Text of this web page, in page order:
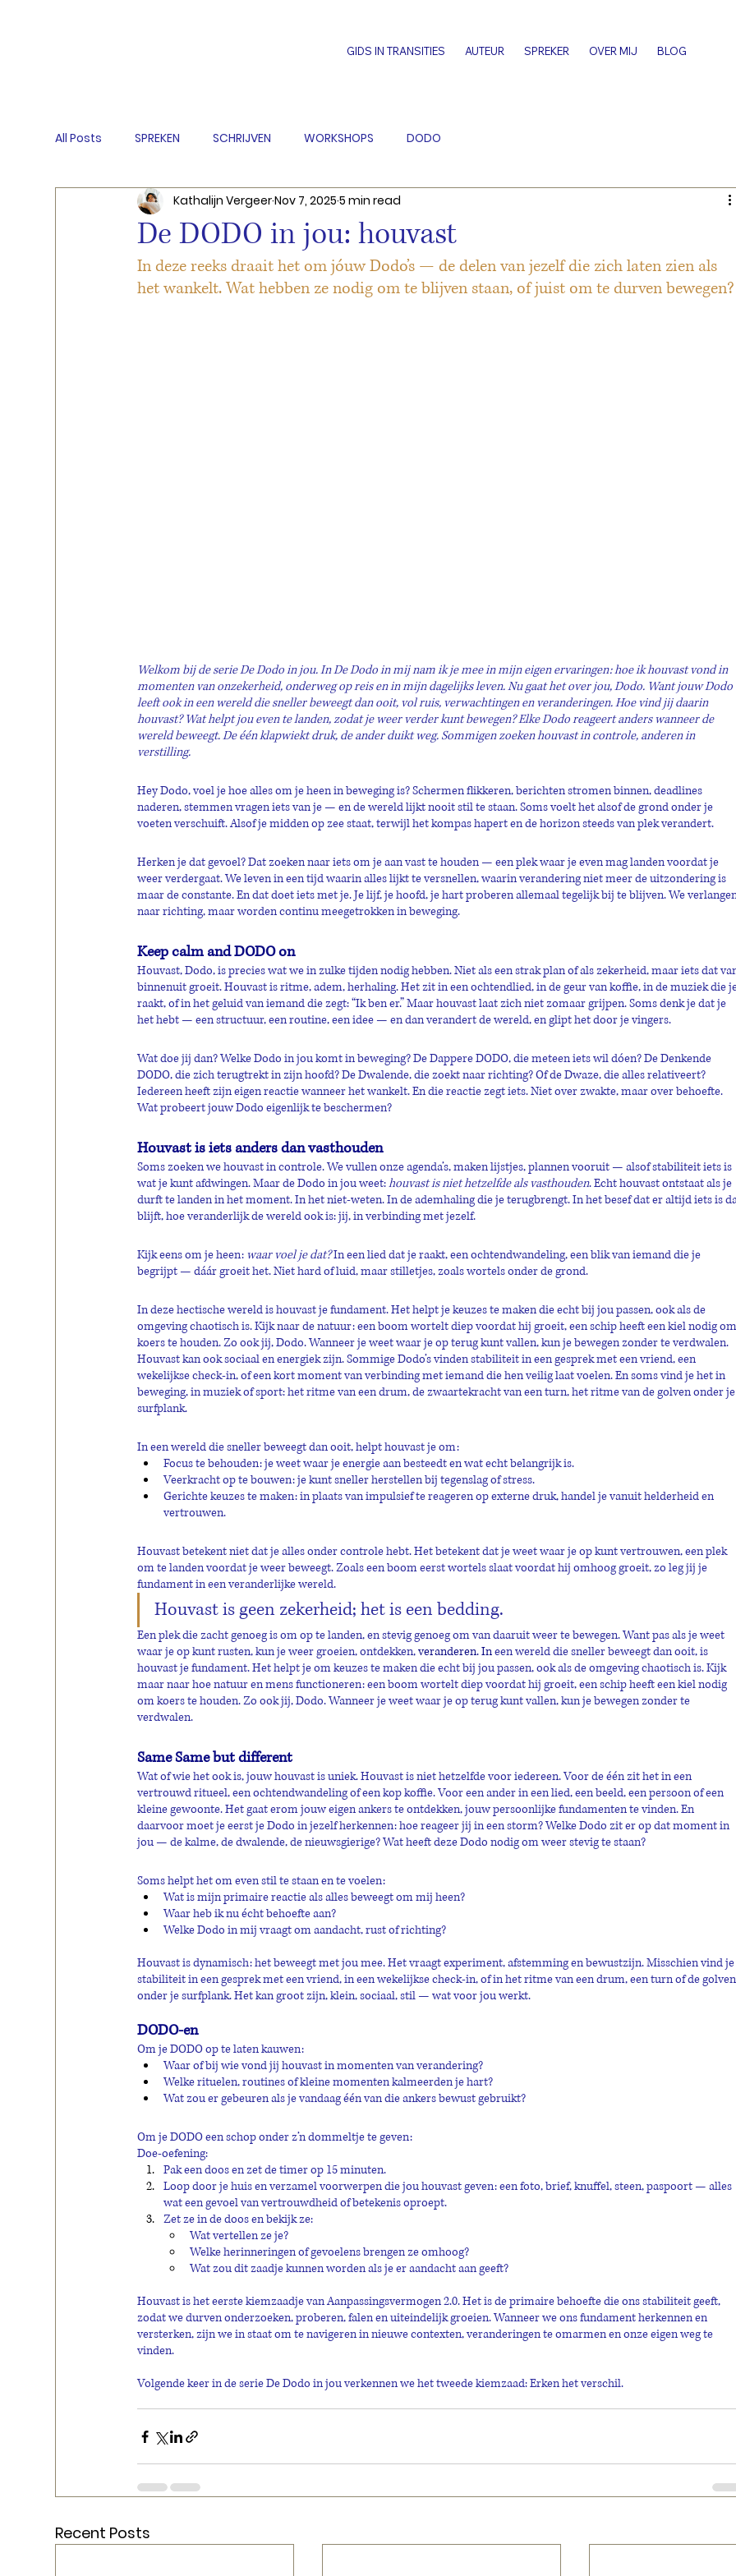
GIDS IN TRANSITIES AUTEUR SPREKER OVER MIJ BLOG
All Posts SPREKEN SCHRIJVEN WORKSHOPS DODO
De DODO in jou: houvast
Kathalijn VergeerNov 7, 20255 min read
In deze reeks draait het om jóuw Dodo’s — de delen van jezelf die zich laten zien als
het wankelt. Wat hebben ze nodig om te blijven staan, of juist om te durven bewegen?
Welkom bij de serie De Dodo in jou. In De Dodo in mij nam ik je mee in mijn eigen ervaringen: hoe ik houvast vond in
momenten van onzekerheid, onderweg op reis en in mijn dagelijks leven. Nu gaat het over jou, Dodo. Want jouw Dodo
leeft ook in een wereld die sneller beweegt dan ooit, vol ruis, verwachtingen en veranderingen. Hoe vind jij daarin
houvast? Wat helpt jou even te landen, zodat je weer verder kunt bewegen? Elke Dodo reageert anders wanneer de
wereld beweegt. De één klapwiekt druk, de ander duikt weg. Sommigen zoeken houvast in controle, anderen in
verstilling.
Hey Dodo, voel je hoe alles om je heen in beweging is? Schermen flikkeren, berichten stromen binnen, deadlines
naderen, stemmen vragen iets van je — en de wereld lijkt nooit stil te staan. Soms voelt het alsof de grond onder je
voeten verschuift. Alsof je midden op zee staat, terwijl het kompas hapert en de horizon steeds van plek verandert.
Herken je dat gevoel? Dat zoeken naar iets om je aan vast te houden — een plek waar je even mag landen voordat je
weer verdergaat. We leven in een tijd waarin alles lijkt te versnellen, waarin verandering niet meer de uitzondering is
maar de constante. En dat doet iets met je. Je lijf, je hoofd, je hart proberen allemaal tegelijk bij te blijven. We
naar richting, maar worden continu meegetrokken in beweging.
Keep calm and DODO on
Houvast, Dodo, is precies wat we in zulke tijden nodig hebben. Niet als een strak plan of als zekerheid, maar iets dat
binnenuit groeit. Houvast is ritme, adem, herhaling. Het zit in een ochtendlied, in de geur van koffie, in de muziek die
raakt, of in het geluid van iemand die zegt: “Ik ben er.” Maar houvast laat zich niet zomaar grijpen. Soms denk je dat je
het hebt — een structuur, een routine, een idee — en dan verandert de wereld, en glipt het door je vingers.
Wat doe jij dan? Welke Dodo in jou komt in beweging? De Dappere DODO, die meteen iets wil dóen? De Denkende
DODO, die zich terugtrekt in zijn hoofd? De Dwalende, die zoekt naar richting? Of de Dwaze, die alles relativeert?
Iedereen heeft zijn eigen reactie wanneer het wankelt. En die reactie zegt iets. Niet over zwakte, maar over behoefte.
Wat probeert jouw Dodo eigenlijk te beschermen?
Houvast is iets anders dan vasthouden
Soms zoeken we houvast in controle. We vullen onze agenda’s, maken lijstjes, plannen vooruit — alsof stabiliteit iets is
wat je kunt afdwingen. Maar de Dodo in jou weet: houvast is niet hetzelfde als vasthouden. Echt houvast ontstaat als je
durft te landen in het moment. In het niet-weten. In de ademhaling die je terugbrengt. In het besef dat er altijd iets is
blijft, hoe veranderlijk de wereld ook is: jij, in verbinding met jezelf.
Kijk eens om je heen: waar voel je dat? In een lied dat je raakt, een ochtendwandeling, een blik van iemand die je
begrijpt — dáár groeit het. Niet hard of luid, maar stilletjes, zoals wortels onder de grond.
In deze hectische wereld is houvast je fundament. Het helpt je keuzes te maken die echt bij jou passen, ook als de
omgeving chaotisch is. Kijk naar de natuur: een boom wortelt diep voordat hij groeit, een schip heeft een kiel nodig
koers te houden. Zo ook jij, Dodo. Wanneer je weet waar je op terug kunt vallen, kun je bewegen zonder te verdwalen.
Houvast kan ook sociaal en energiek zijn. Sommige Dodo’s vinden stabiliteit in een gesprek met een vriend, een
wekelijkse check-in, of een kort moment van verbinding met iemand die hen veilig laat voelen. En soms vind je het in
beweging, in muziek of sport: het ritme van een drum, de zwaartekracht van een turn, het ritme van de golven onder
surfplank.
In een wereld die sneller beweegt dan ooit, helpt houvast je om:
Focus te behouden: je weet waar je energie aan besteedt en wat echt belangrijk is.
Veerkracht op te bouwen: je kunt sneller herstellen bij tegenslag of stress.
Gerichte keuzes te maken: in plaats van impulsief te reageren op externe druk, handel je vanuit helderheid en
vertrouwen.
Houvast betekent niet dat je alles onder controle hebt. Het betekent dat je weet waar je op kunt vertrouwen, een plek
om te landen voordat je weer beweegt. Zoals een boom eerst wortels slaat voordat hij omhoog groeit, zo leg jij je
fundament in een veranderlijke wereld.
Houvast is geen zekerheid; het is een bedding.
Een plek die zacht genoeg is om op te landen, en stevig genoeg om van daaruit weer te bewegen. Want pas als je weet
waar je op kunt rusten, kun je weer groeien, ontdekken, veranderen. Ineen wereld die sneller beweegt dan ooit, is
houvast je fundament. Het helpt je om keuzes te maken die echt bij jou passen, ook als de omgeving chaotisch is. Kijk
maar naar hoe natuur en mens functioneren: een boom wortelt diep voordat hij groeit, een schip heeft een kiel nodig
om koers te houden. Zo ook jij, Dodo. Wanneer je weet waar je op terug kunt vallen, kun je bewegen zonder te
verdwalen.
Same Same but different
Wat of wie het ook is, jouw houvast is uniek. Houvast is niet hetzelfde voor iedereen. Voor de één zit het in een
vertrouwd ritueel, een ochtendwandeling of een kop koffie. Voor een ander in een lied, een beeld, een persoon of een
kleine gewoonte. Het gaat erom jouw eigen ankers te ontdekken, jouw persoonlijke fundamenten te vinden. En
daarvoor moet je eerst je Dodo in jezelf herkennen: hoe reageer jij in een storm? Welke Dodo zit er op dat moment in
jou — de kalme, de dwalende, de nieuwsgierige? Wat heeft deze Dodo nodig om weer stevig te staan?
Soms helpt het om even stil te staan en te voelen:
Wat is mijn primaire reactie als alles beweegt om mij heen?
Waar heb ik nu écht behoefte aan?
Welke Dodo in mij vraagt om aandacht, rust of richting?
Houvast is dynamisch: het beweegt met jou mee. Het vraagt experiment, afstemming en bewustzijn. Misschien vind
stabiliteit in een gesprek met een vriend, in een wekelijkse check-in, of in het ritme van een drum, een turn of de
onder je surfplank. Het kan groot zijn, klein, sociaal, stil — wat voor jou werkt.
DODO-en
Om je DODO op te laten kauwen:
Waar of bij wie vond jij houvast in momenten van verandering?
Welke rituelen, routines of kleine momenten kalmeerden je hart?
Wat zou er gebeuren als je vandaag één van die ankers bewust gebruikt?
Om je DODO een schop onder z’n dommeltje te geven:
Doe-oefening:
Pak een doos en zet de timer op 15 minuten.
Loop door je huis en verzamel voorwerpen die jou houvast geven: een foto, brief, knuffel, steen, paspoort — alles
wat een gevoel van vertrouwdheid of betekenis oproept.
Zet ze in de doos en bekijk ze:
Wat vertellen ze je?
Welke herinneringen of gevoelens brengen ze omhoog?
Wat zou dit zaadje kunnen worden als je er aandacht aan geeft?
Houvast is het eerste kiemzaadje van Aanpassingsvermogen 2.0. Het is de primaire behoefte die ons stabiliteit geeft,
zodat we durven onderzoeken, proberen, falen en uiteindelijk groeien. Wanneer we ons fundament herkennen en
versterken, zijn we in staat om te navigeren in nieuwe contexten, veranderingen te omarmen en onze eigen weg te
vinden.
Volgende keer in de serie De Dodo in jou verkennen we het tweede kiemzaad: Erken het verschil.
Recent Posts